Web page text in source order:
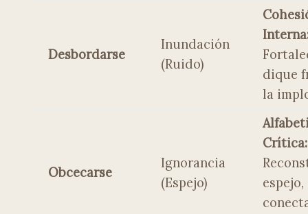
Desbordarse
Inundación
(Ruido)
dique
la
Obcecarse
Ignorancia
(Espejo)
Crítica:
espejo,